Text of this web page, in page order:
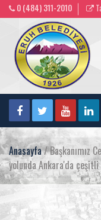
0 (484) 311-2010
Anasayfa/ Başkanımız
yolunda Ankara'da